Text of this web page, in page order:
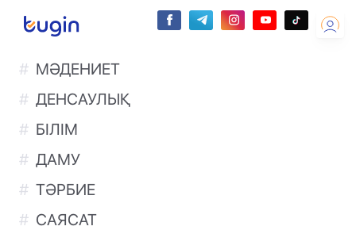
МӘДЕНИЕТ
ДЕНСАУЛЫҚ
БІЛІМ
ДАМУ
ТӘРБИЕ
САЯСАТ